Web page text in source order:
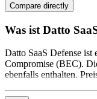
Compare directly
Was ist Datto
Datto SaaS Defense
Compromise (BEC).
ebenfalls enthalten.